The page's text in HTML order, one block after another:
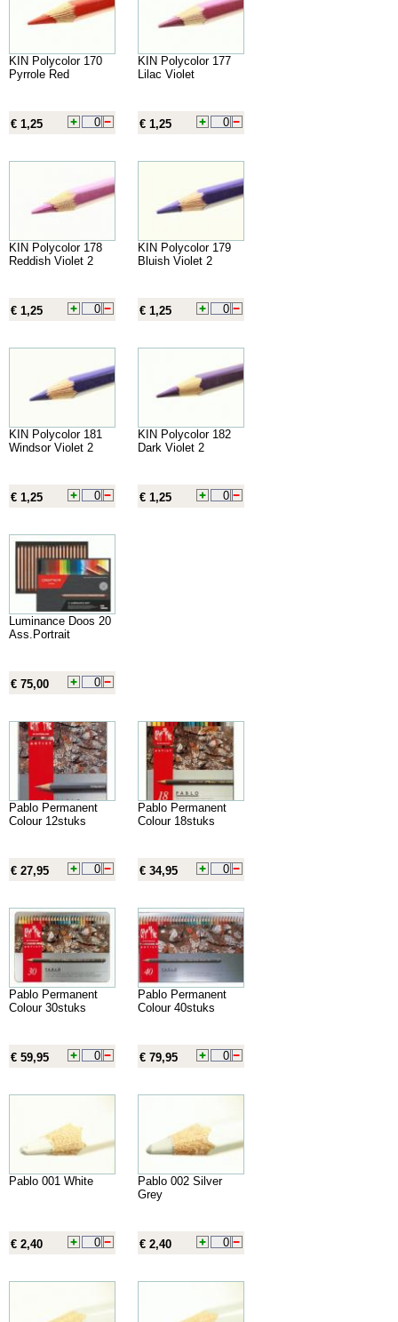
KIN Polycolor 170
Pyrrole Red
€ 1,25
KIN Polycolor 177
Lilac Violet
€ 1,25
KIN Polycolor 178
Reddish Violet 2
€ 1,25
KIN Polycolor 179
Bluish Violet 2
€ 1,25
KIN Polycolor 181
Windsor Violet 2
€ 1,25
KIN Polycolor 182
Dark Violet 2
€ 1,25
Luminance Doos 20
Ass.Portrait
€ 75,00
Pablo Permanent
Colour 12stuks
€ 27,95
Pablo Permanent
Colour 18stuks
€ 34,95
Pablo Permanent
Colour 30stuks
€ 59,95
Pablo Permanent
Colour 40stuks
€ 79,95
Pablo 001 White
€ 2,40
Pablo 002 Silver
Grey
€ 2,40